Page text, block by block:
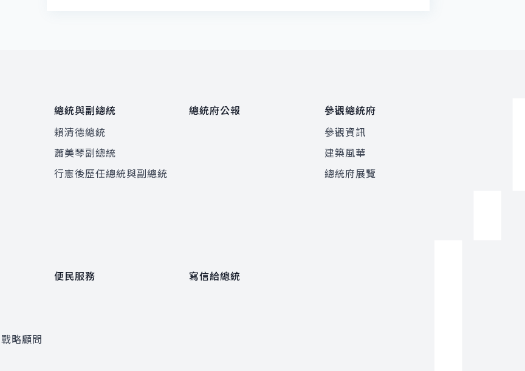
總統與副總統
賴清德總統
蕭美琴副總統
行憲後歷任總統與副總統
總統府公報
參觀總統府
參觀資訊
建築風華
總統府展覽
略顧問
便民服務 寫信給總統